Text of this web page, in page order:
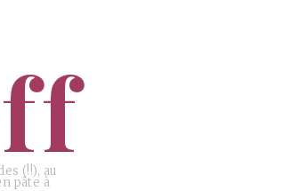
(!!), au
pâte à